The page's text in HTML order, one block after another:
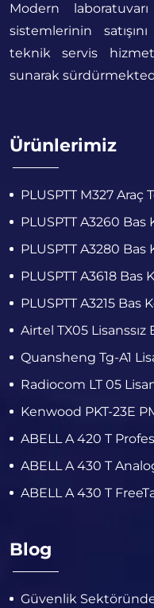
Modern
sistemlerinin
teknik servis
sunarak
Ürünlerimiz
PLUSPTT M327 Araç
PLUSPTT A3260 Bas
PLUSPTT A3280 Bas
PLUSPTT A3618 Bas
PLUSPTT A3215 Bas
Airtel TX05 Lisanssız
Quansheng Tg-A1
Radiocom LT 05
Kenwood PKT-23E
ABELL A 420 T
ABELL A 430 T
ABELL A 430 T
Blog
Güvenlik